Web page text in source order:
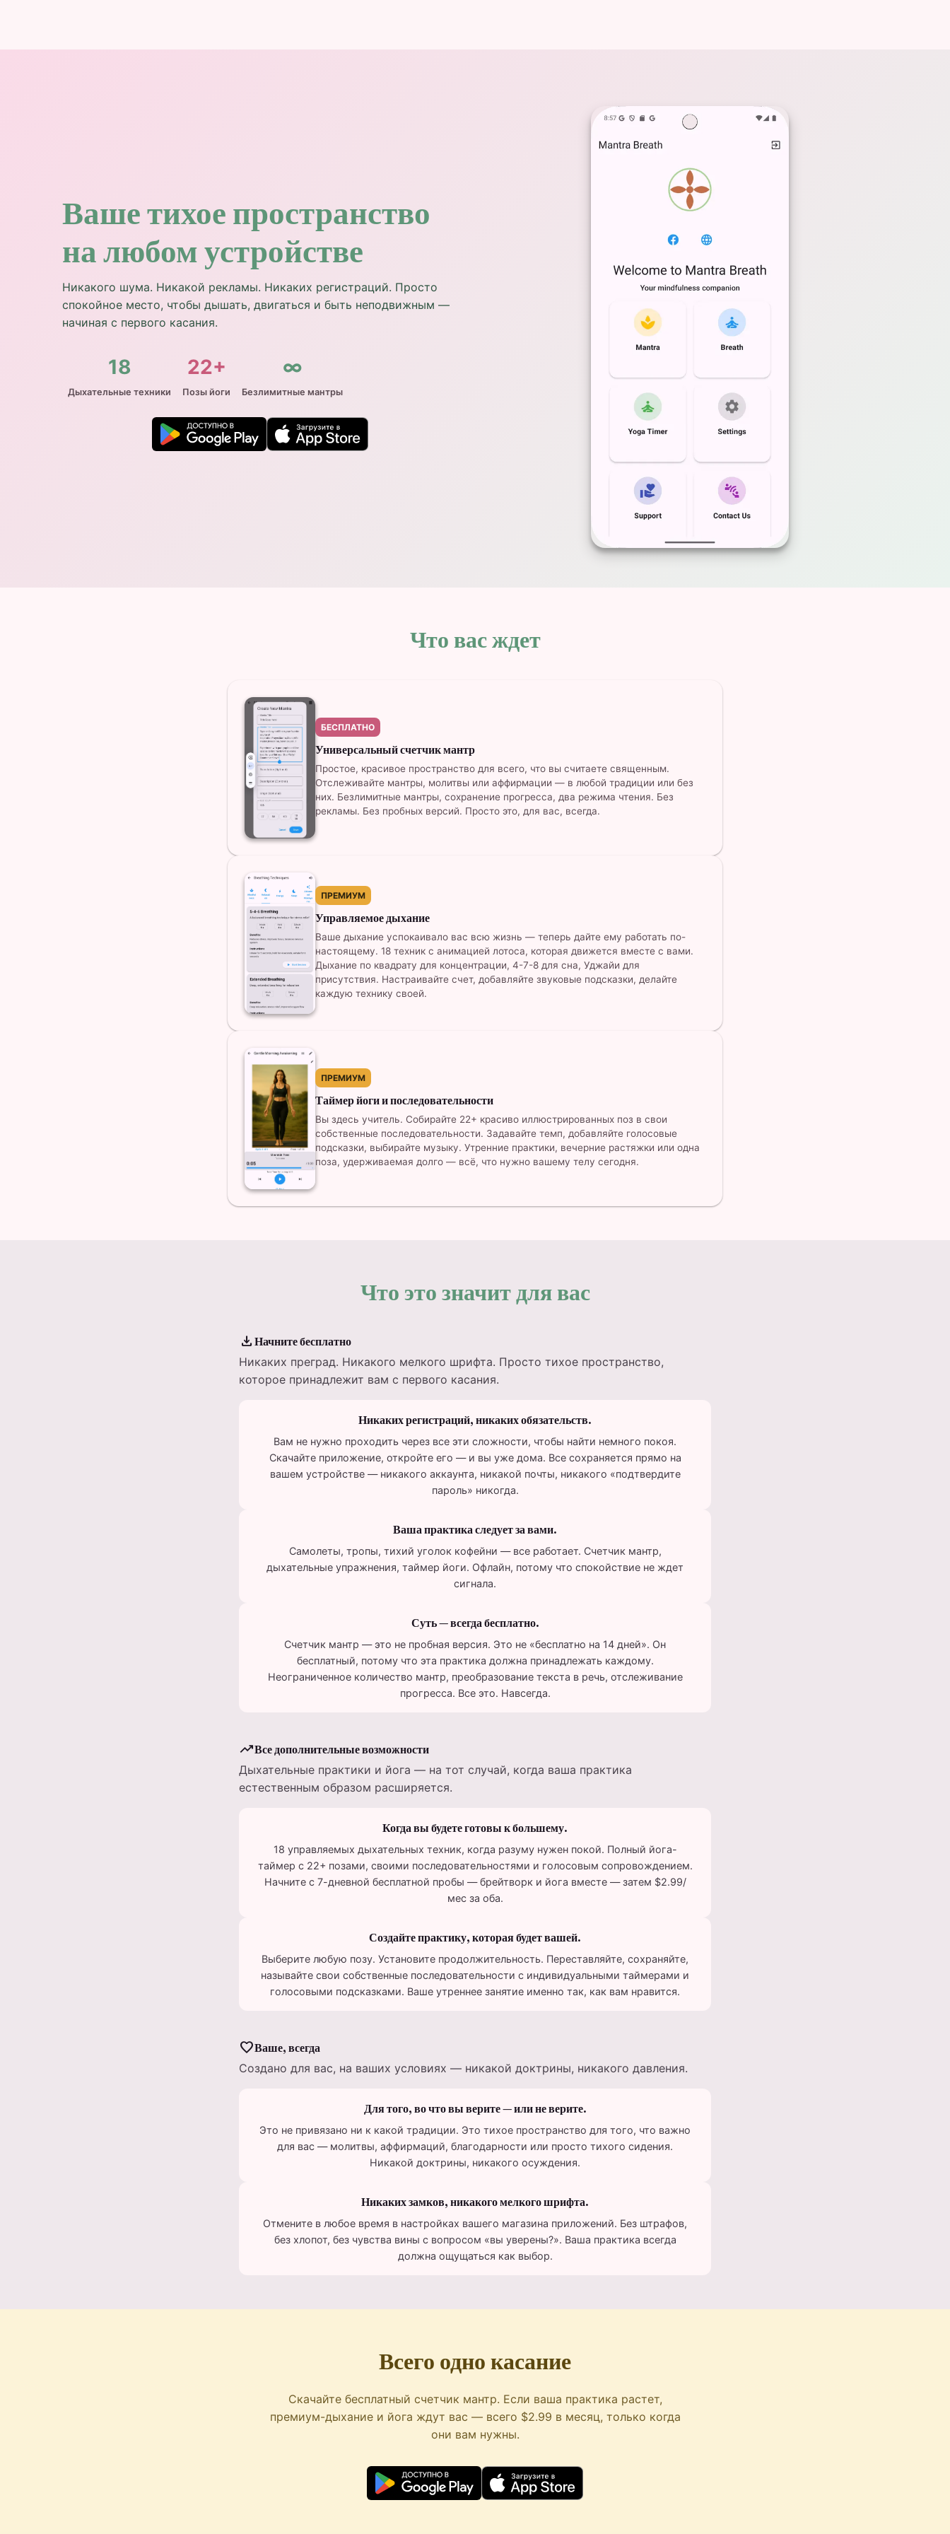
Ваше тихое пространство
на любом устройстве
Никакого шума. Никакой рекламы. Никаких регистраций. Просто
спокойное место, чтобы дышать, двигаться и быть неподвижным —
начиная с первого касания.
18
Дыхательные техники
22+
Позы йоги
∞
Безлимитные мантры
Что вас ждет
БЕСПЛАТНО
Универсальный счетчик мантр
Простое, красивое пространство для всего, что вы считаете священным.
Отслеживайте мантры, молитвы или аффирмации — в любой традиции или без
них. Безлимитные мантры, сохранение прогресса, два режима чтения. Без
рекламы. Без пробных версий. Просто это, для вас, всегда.
ПРЕМИУМ
Управляемое дыхание
Ваше дыхание успокаивало вас всю жизнь — теперь дайте ему работать по-
настоящему. 18 техник с анимацией лотоса, которая движется вместе с вами.
Дыхание по квадрату для концентрации, 4-7-8 для сна, Уджайи для
присутствия. Настраивайте счет, добавляйте звуковые подсказки, делайте
каждую технику своей.
ПРЕМИУМ
Таймер йоги и последовательности
Вы здесь учитель. Собирайте 22+ красиво иллюстрированных поз в свои
собственные последовательности. Задавайте темп, добавляйте голосовые
подсказки, выбирайте музыку. Утренние практики, вечерние растяжки или одна
поза, удерживаемая долго — всё, что нужно вашему телу сегодня.
Что это значит для вас
download Начните бесплатно
Никаких преград. Никакого мелкого шрифта. Просто тихое пространство,
которое принадлежит вам с первого касания.
Никаких регистраций, никаких обязательств.
Вам не нужно проходить через все эти сложности, чтобы найти немного покоя.
Скачайте приложение, откройте его — и вы уже дома. Все сохраняется прямо на
вашем устройстве — никакого аккаунта, никакой почты, никакого «подтвердите
пароль» никогда.
Ваша практика следует за вами.
Самолеты, тропы, тихий уголок кофейни — все работает. Счетчик мантр,
дыхательные упражнения, таймер йоги. Офлайн, потому что спокойствие не ждет
сигнала.
Суть — всегда бесплатно.
Счетчик мантр — это не пробная версия. Это не «бесплатно на 14 дней». Он
бесплатный, потому что эта практика должна принадлежать каждому.
Неограниченное количество мантр, преобразование текста в речь, отслеживание
прогресса. Все это. Навсегда.
trending_upВсе дополнительные возможности
Дыхательные практики и йога — на тот случай, когда ваша практика
естественным образом расширяется.
Когда вы будете готовы к большему.
18 управляемых дыхательных техник, когда разуму нужен покой. Полный йога-
таймер с 22+ позами, своими последовательностями и голосовым сопровождением.
Начните с 7-дневной бесплатной пробы — брейтворк и йога вместе — затем $2.99/
мес за оба.
Создайте практику, которая будет вашей.
Выберите любую позу. Установите продолжительность. Переставляйте, сохраняйте,
называйте свои собственные последовательности с индивидуальными таймерами и
голосовыми подсказками. Ваше утреннее занятие именно так, как вам нравится.
favoriteВаше, всегда
Создано для вас, на ваших условиях — никакой доктрины, никакого давления.
Для того, во что вы верите — или не верите.
Это не привязано ни к какой традиции. Это тихое пространство для того, что важно
для вас — молитвы, аффирмаций, благодарности или просто тихого сидения.
Никакой доктрины, никакого осуждения.
Никаких замков, никакого мелкого шрифта.
Отмените в любое время в настройках вашего магазина приложений. Без штрафов,
без хлопот, без чувства вины с вопросом «вы уверены?». Ваша практика всегда
должна ощущаться как выбор.
Всего одно касание
Скачайте бесплатный счетчик мантр. Если ваша практика растет,
премиум-дыхание и йога ждут вас — всего $2.99 в месяц, только когда
они вам нужны.